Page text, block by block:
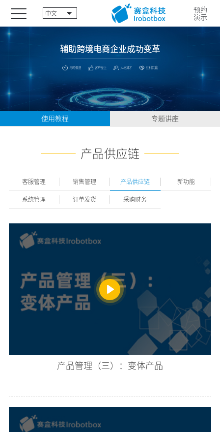
预约
演示
中文
辅助跨境电商企业成功变革
与时俱进 客户至上 人尽其才 互利共赢
使用教程 专题讲座
产品供应链
客服管理 销售管理 产品供应链 新功能
系统管理 订单发货 采购财务
产品管理（三）：变体产品